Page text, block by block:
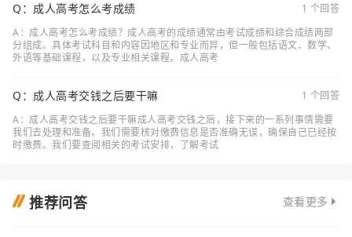
Q：成人高考怎么考成绩
1 个回答
A：成人高考怎么考成绩？成人高考的成绩通常由考试成绩和综合成绩两部
分组成。具体考试科目和内容因地区和专业而异，但一般包括语文、数学、
外语等基础课程，以及专业相关课程。成人高考
Q：成人高考交钱之后要干嘛
1 个回答
A：成人高考交钱之后要干嘛成人高考交钱之后，接下来的一系列事情需要
我们去处理和准备。我们需要核对缴费信息是否准确无误，确保自己已经按
时缴费。我们要查阅相关的考试安排，了解考试
推荐问答 查看更多